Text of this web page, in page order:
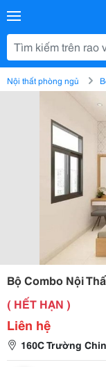
Nội thất phòng ngủ
Bộ Combo Nội
( HẾT HẠN )
Liên hệ
160C Trường